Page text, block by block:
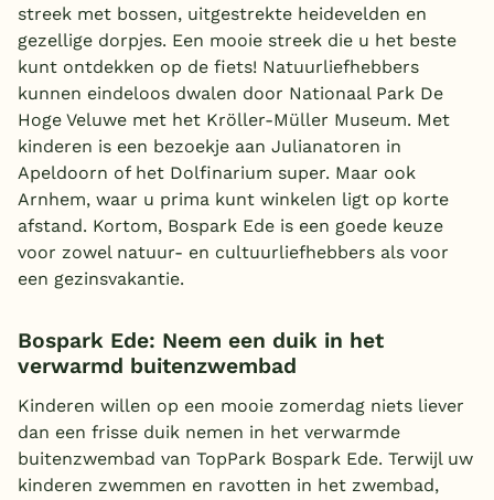
streek met bossen, uitgestrekte heidevelden en
gezellige dorpjes. Een mooie streek die u het beste
kunt ontdekken op de fiets! Natuurliefhebbers
kunnen eindeloos dwalen door Nationaal Park De
Hoge Veluwe met het Kröller-Müller Museum. Met
kinderen is een bezoekje aan Julianatoren in
Apeldoorn of het Dolfinarium super. Maar ook
Arnhem, waar u prima kunt winkelen ligt op korte
afstand. Kortom, Bospark Ede is een goede keuze
voor zowel natuur- en cultuurliefhebbers als voor
een gezinsvakantie.
Bospark Ede: Neem een duik in het
verwarmd buitenzwembad
Kinderen willen op een mooie zomerdag niets liever
dan een frisse duik nemen in het verwarmde
buitenzwembad van TopPark Bospark Ede. Terwijl uw
kinderen zwemmen en ravotten in het zwembad,